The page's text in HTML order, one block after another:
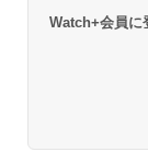
Watch+会員に